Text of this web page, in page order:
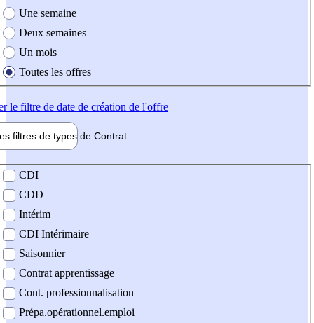
Une semaine
Deux semaines
Un mois
Toutes les offres
le filtre de date de création de l'offre
filtres de types de Contrat
contrat
CDI
CDD
Intérim
CDI Intérimaire
Saisonnier
Contrat apprentissage
Cont. professionnalisation
Prépa.opérationnel.emploi